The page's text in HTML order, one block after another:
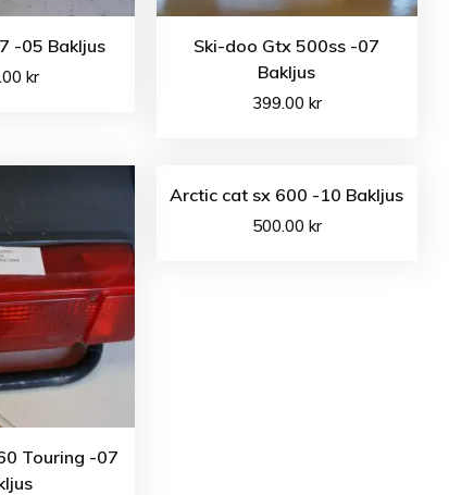
-05 Bakljus
kr
Ski-doo Gtx 500ss -07
Bakljus
399.00 kr
Touring -07
Arctic cat sx 600 -10 Bakljus
500.00 kr